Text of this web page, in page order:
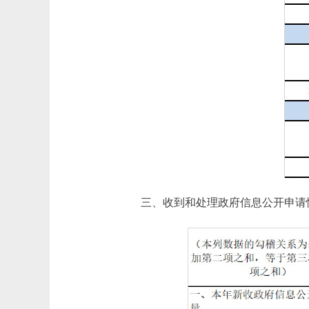
三、收到和处理政府信息公开申请